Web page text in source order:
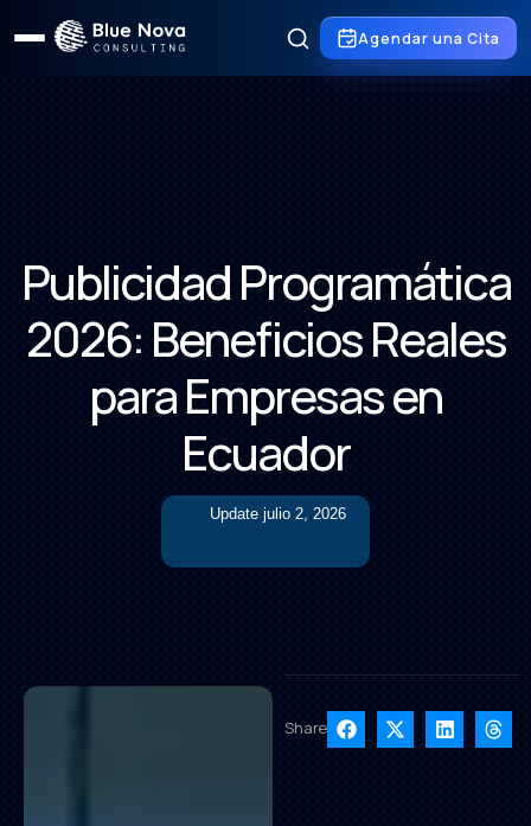
Agendar una Cita
Publicidad Programática
2026: Beneficios Reales
para Empresas en
Ecuador
Update julio 2, 2026
Share